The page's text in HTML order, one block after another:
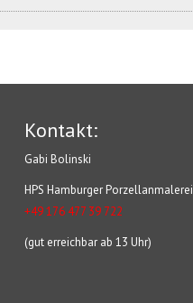
Kontakt:
Gabi Bolinski
HPS Hamburger Porzellanmalerei
+49 176 477 39 722
(gut erreichbar ab 13 Uhr)